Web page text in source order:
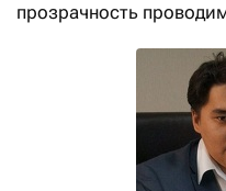
прозрачность